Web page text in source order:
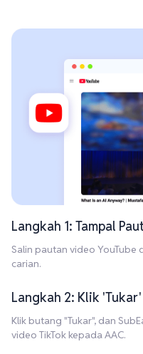
Langkah 1: Tampal
Salin pautan video YouTube
carian.
Langkah 2: Klik 'Tukar'
Klik butang "Tukar", dan
video TikTok kepada AAC.